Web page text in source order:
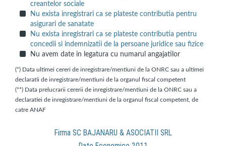
creantelor sociale
Nu exista inregistrari ca se plateste contributia pentru
asigurari de sanatate
Nu exista inregistrari ca se plateste contributia pentru
concedii si indemnizatii de la persoane juridice sau fizice
Nu avem date in legatura cu numarul angajatilor
(*) Data ultimei cereri de inregistrare/mentiuni de la ONRC sau a ultimei
declaratii de inregistrare/mentiuni de la organul fiscal competent
(**) Data prelucrarii cererii de inregistrare/mentiuni de la ONRC sau a
declaratiei de inregistrare/mentiuni de la organul fiscal competent, de
catre ANAF
Firma SC BAJANARU & ASOCIATII SRL